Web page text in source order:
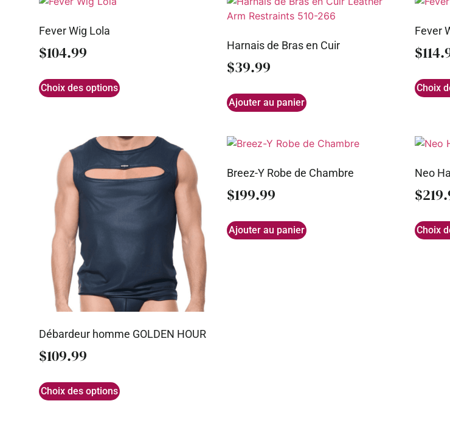
Fever Wig Lola
$104.99
Choix des options
Harnais de Bras en Cuir
$39.99
Ajouter au panier
Fever
$
Choix
Débardeur homme GOLDEN HOUR
$109.99
Choix des options
Breez-Y Robe de Chambre
$199.99
Ajouter au panier
Neo
$
Choix